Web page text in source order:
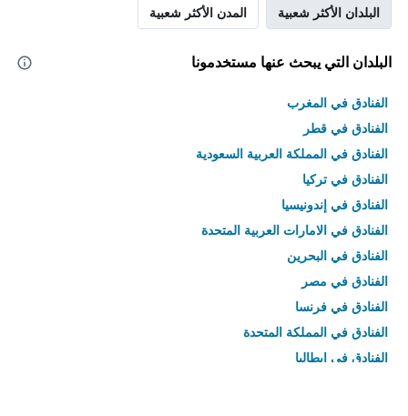
البلدان الأكثر شعبية المدن الأكثر شعبية
البلدان التي يبحث عنها مستخدمونا
الفنادق في المغرب
الفنادق في قطر
الفنادق في المملكة العربية السعودية
الفنادق في تركيا
الفنادق في إندونيسيا
الفنادق في الامارات العربية المتحدة
الفنادق في البحرين
الفنادق في مصر
الفنادق في فرنسا
الفنادق في المملكة المتحدة
الفنادق في إيطاليا